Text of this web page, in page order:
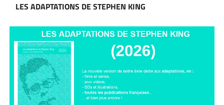
LES ADAPTATIONS DE STEPHEN KING